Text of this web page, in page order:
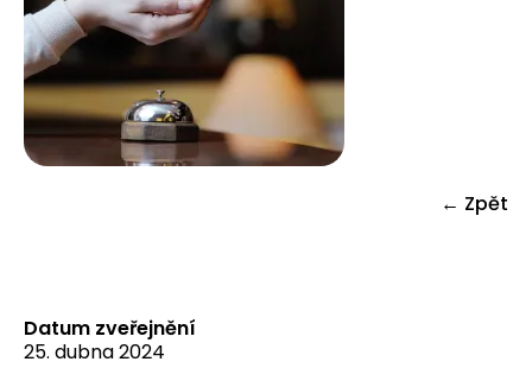
← Zpět
Datum zveřejnění
25. dubna 2024